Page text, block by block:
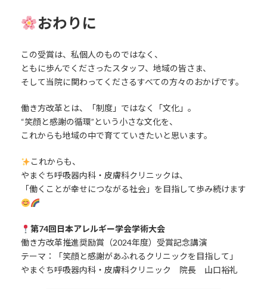
おわりに
この受賞は、私個人のものではなく、
ともに歩んでくださったスタッフ、地域の皆さま、
そして当院に関わってくださるすべての方々のおかげです。
働き方改革とは、「制度」ではなく「文化」。
“笑顔と感謝の循環”という小さな文化を、
これからも地域の中で育てていきたいと思います。
これからも、
やまぐち呼吸器内科・皮膚科クリニックは、
「働くことが幸せにつながる社会」を目指して歩み続けます
第74回日本アレルギー学会学術大会
働き方改革推進奨励賞（2024年度）受賞記念講演
テーマ：「笑顔と感謝があふれるクリニックを目指して」
やまぐち呼吸器内科・皮膚科クリニック 院長 山口裕礼